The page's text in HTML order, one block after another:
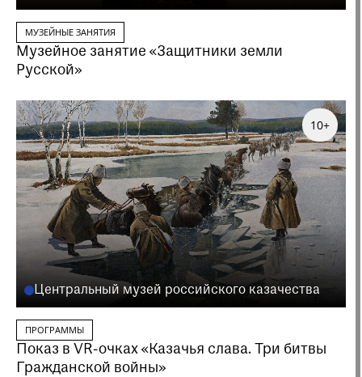
МУЗЕЙНЫЕ ЗАНЯТИЯ
Музейное занятие «Защитники земли
Русской»
Центральный музей российского казачества
10+
ПРОГРАММЫ
Показ в VR-очках «Казачья слава. Три битвы
Гражданской войны»